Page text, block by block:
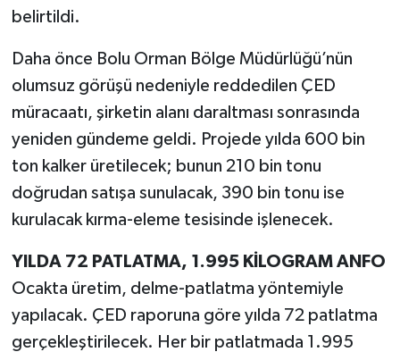
belirtildi.
Daha önce Bolu Orman Bölge Müdürlüğü’nün
olumsuz görüşü nedeniyle reddedilen ÇED
müracaatı, şirketin alanı daraltması sonrasında
yeniden gündeme geldi. Projede yılda 600 bin
ton kalker üretilecek; bunun 210 bin tonu
doğrudan satışa sunulacak, 390 bin tonu ise
kurulacak kırma-eleme tesisinde işlenecek.
YILDA 72 PATLATMA, 1.995 KİLOGRAM ANFO
Ocakta üretim, delme-patlatma yöntemiyle
yapılacak. ÇED raporuna göre yılda 72 patlatma
gerçekleştirilecek. Her bir patlatmada 1.995